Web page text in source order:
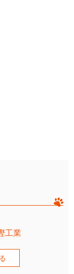
工業